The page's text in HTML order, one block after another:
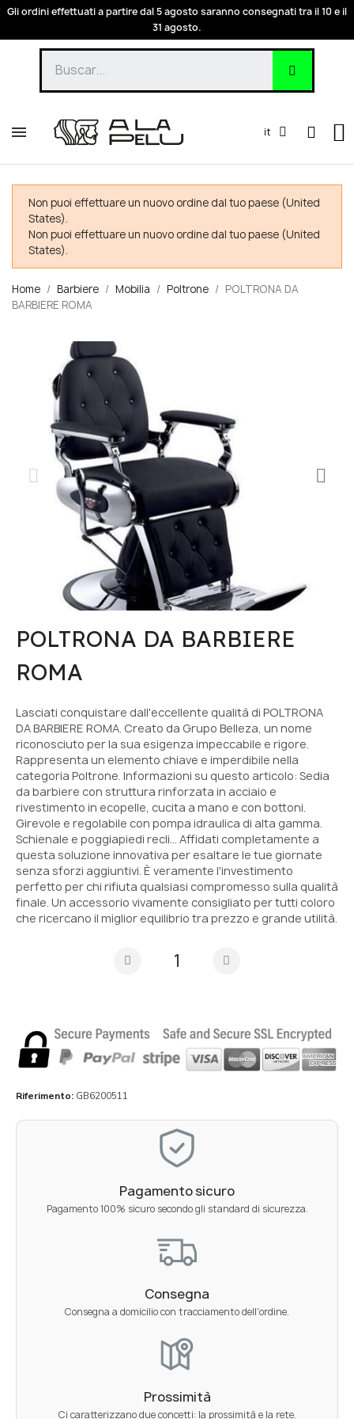
Gli ordini effettuati a partire dal 5 agosto saranno consegnati tra il 10 e il
31 agosto.
it
Non puoi effettuare un nuovo ordine dal tuo paese (United
States).
Non puoi effettuare un nuovo ordine dal tuo paese (United
States).
Home Barbiere Mobilia Poltrone
POLTRONA DA
BARBIERE ROMA
POLTRONA DA BARBIERE
ROMA
Lasciati conquistare dall'eccellente qualità di POLTRONA
DA BARBIERE ROMA. Creato da Grupo Belleza, un nome
riconosciuto per la sua esigenza impeccabile e rigore.
Rappresenta un elemento chiave e imperdibile nella
categoria Poltrone. Informazioni su questo articolo: Sedia
da barbiere con struttura rinforzata in acciaio e
rivestimento in ecopelle, cucita a mano e con bottoni.
Girevole e regolabile con pompa idraulica di alta gamma.
Schienale e poggiapiedi recli... Affidati completamente a
questa soluzione innovativa per esaltare le tue giornate
senza sforzi aggiuntivi. È veramente l'investimento
perfetto per chi rifiuta qualsiasi compromesso sulla qualità
finale. Un accessorio vivamente consigliato per tutti coloro
che ricercano il miglior equilibrio tra prezzo e grande utilità.
Riferimento GB6200511
Pagamento sicuro
Pagamento 100% sicuro secondo gli standard di sicurezza.
Consegna
Consegna a domicilio con tracciamento dell'ordine.
Prossimità
Ci caratterizzano due concetti: la prossimità e la rete.